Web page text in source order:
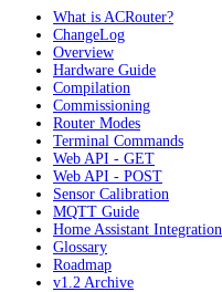
What is ACRouter?
ChangeLog
Overview
Hardware Guide
Compilation
Commissioning
Router Modes
Terminal Commands
Web API - GET
Web API - POST
Sensor Calibration
MQTT Guide
Home Assistant Integration
Glossary
Roadmap
v1.2 Archive